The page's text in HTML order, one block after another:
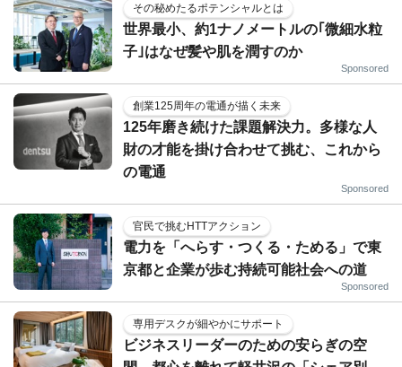
その秘めたるポテンシャルとは
世界最小、約1ナノメートルの｢微細水粒
子｣はなぜ髪や肌を潤すのか
Sponsored
創業125周年の電通が描く未来
125年磨き続けた課題解決力。多様な人
財の才能を掛け合わせて挑む、これから
の電通
Sponsored
官民で挑むHTTアクション
電力を「へらす・つくる・ためる」で東
京都と企業が歩む持続可能社会への道
Sponsored
専用デスクが細やかにサポート
ビジネスリーダーのための安らぎの空